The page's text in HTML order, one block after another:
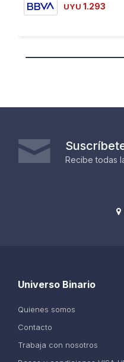
UYU 1.293
Recibe todas

Universo Binario
Quienes somos
Contacto
Trabaja con nosotros